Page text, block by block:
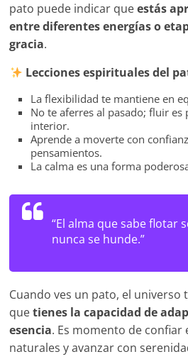
pato puede indicar queestás
entre diferentes energías o
gracia.
Lecciones espirituales del
La flexibilidad te mantiene en
No te aferres al pasado; fluir es
interior.
Aprende a moverte con
pensamientos.
La calma es una forma
“El alma que sabe flotar
nunca se hunde.”
Cuando ves un pato, el universo
quetienes la capacidad de
esencia. Es momento de confiar
naturales y avanzar con